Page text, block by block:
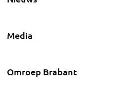
Media
Omroep Brabant